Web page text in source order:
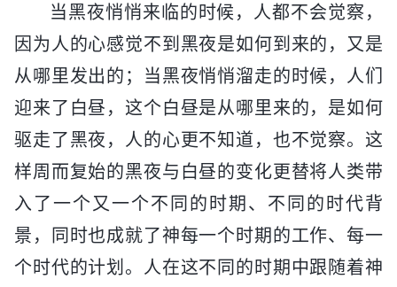
当黑夜悄悄来临的时候，人都不会觉察，
因为人的心感觉不到黑夜是如何到来的，又是
从哪里发出的；当黑夜悄悄溜走的时候，人们
迎来了白昼，这个白昼是从哪里来的，是如何
驱走了黑夜，人的心更不知道，也不觉察。这
样周而复始的黑夜与白昼的变化更替将人类带
入了一个又一个不同的时期、不同的时代背
景，同时也成就了神每一个时期的工作、每一
个时代的计划。人在这不同的时期中跟随着神